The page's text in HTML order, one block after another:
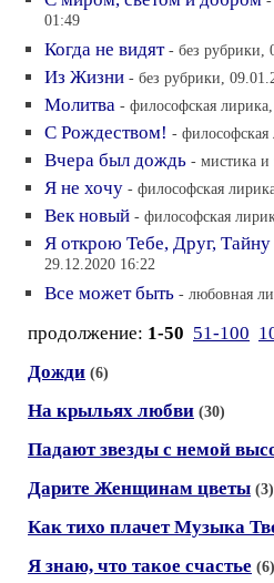
01:49
Когда не видят - без рубрики,
Из Жизни - без рубрики,
Молитва - философская
С Рождеством! - философская
Вчера был дождь - мистика и
Я не хочу - философская
Век новый - философская
Я открою Тебе, Друг, Тайну
29.12.2020 16:22
Все может быть - любовная
продолжение: 1-50 51-100
Дожди (6)
На крыльях любви (30)
Падают звезды с немой
Дарите Женщинам цветы (3)
Как тихо плачет Музыка
Я знаю, что такое счастье (6)